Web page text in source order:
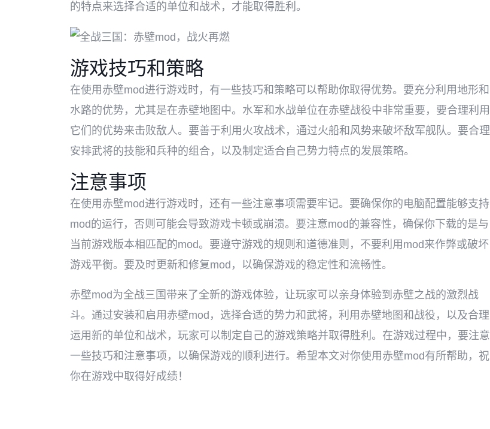
的特点来选择合适的单位和战术，才能取得胜利。
游戏技巧和策略
在使用赤壁mod进行游戏时，有一些技巧和策略可以帮助你取得优势。要充分利用地形和
水路的优势，尤其是在赤壁地图中。水军和水战单位在赤壁战役中非常重要，要合理利用
它们的优势来击败敌人。要善于利用火攻战术，通过火船和风势来破坏敌军舰队。要合理
安排武将的技能和兵种的组合，以及制定适合自己势力特点的发展策略。
注意事项
在使用赤壁mod进行游戏时，还有一些注意事项需要牢记。要确保你的电脑配置能够支持
mod的运行，否则可能会导致游戏卡顿或崩溃。要注意mod的兼容性，确保你下载的是与
当前游戏版本相匹配的mod。要遵守游戏的规则和道德准则，不要利用mod来作弊或破坏
游戏平衡。要及时更新和修复mod，以确保游戏的稳定性和流畅性。
赤壁mod为全战三国带来了全新的游戏体验，让玩家可以亲身体验到赤壁之战的激烈战
斗。通过安装和启用赤壁mod，选择合适的势力和武将，利用赤壁地图和战役，以及合理
运用新的单位和战术，玩家可以制定自己的游戏策略并取得胜利。在游戏过程中，要注意
一些技巧和注意事项，以确保游戏的顺利进行。希望本文对你使用赤壁mod有所帮助，祝
你在游戏中取得好成绩！